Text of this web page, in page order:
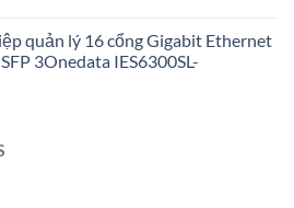
quản lý 16 cổng Gigabit Ethernet
3Onedata IES6300SL-